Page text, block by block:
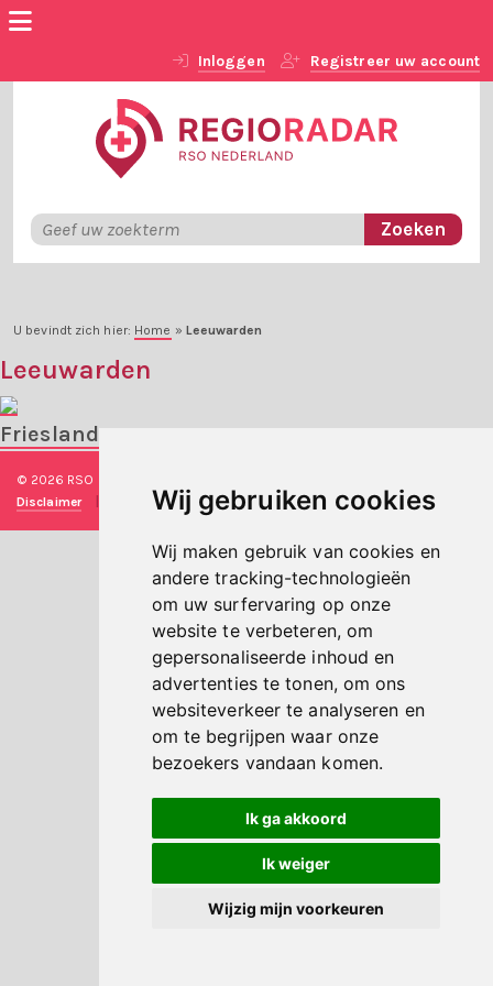
Wij gebruiken cookies
Wij maken gebruik van cookies en
andere tracking-technologieën
om uw surfervaring op onze
website te verbeteren, om
gepersonaliseerde inhoud en
advertenties te tonen, om ons
websiteverkeer te analyseren en
om te begrijpen waar onze
bezoekers vandaan komen.
Ik ga akkoord
Ik weiger
Wijzig mijn voorkeuren
Inloggen Registreer uw account
U bevindt zich hier: Home » Leeuwarden
Leeuwarden
Friesland
© 2026 RSO Nederland
Disclaimer
Privacy verklaring | Technische realisatieSieronline B.V.